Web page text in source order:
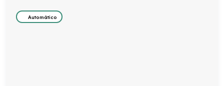
Automático